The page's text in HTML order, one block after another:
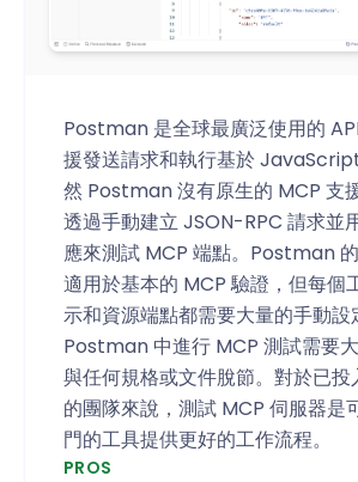
Postman 是全球最廣泛使用的
援發送請求和執行基於
然 Postman 沒有原生的 MCP 支
透過手動建立 JSON-RPC 請求並
應來測試 MCP 端點。Postman
適用於基本的 MCP 驗證，但每個
示和資源端點都需要大量的手動設
Postman 中進行 MCP 測試需要
與任何規格或文件脫節。對於已
的團隊來說，測試 MCP 伺服器是
門的工具提供更好的工作流程。
PROS